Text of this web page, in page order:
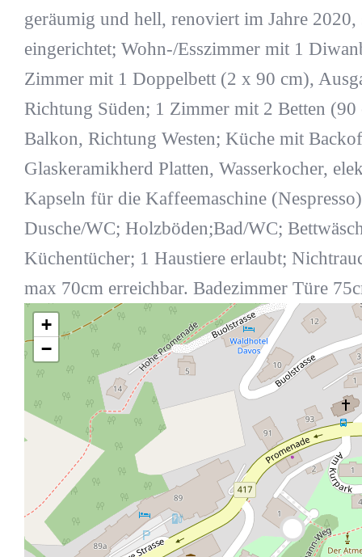
geräumig und hell, renoviert im Jahre
eingerichtet; Wohn-/Esszimmer mit 1
Zimmer mit 1 Doppelbett (2 x 90 cm),
Richtung Süden; 1 Zimmer mit 2 Betten
Balkon, Richtung Westen; Küche mit
Glaskeramikherd Platten, Wasserkocher,
Kapseln für die Kaffeemaschine
Dusche/WC; Holzböden;Bad/WC;
Küchentücher; 1 Haustiere erlaubt;
max 70cm erreichbar. Badezimmer Türe
+
−